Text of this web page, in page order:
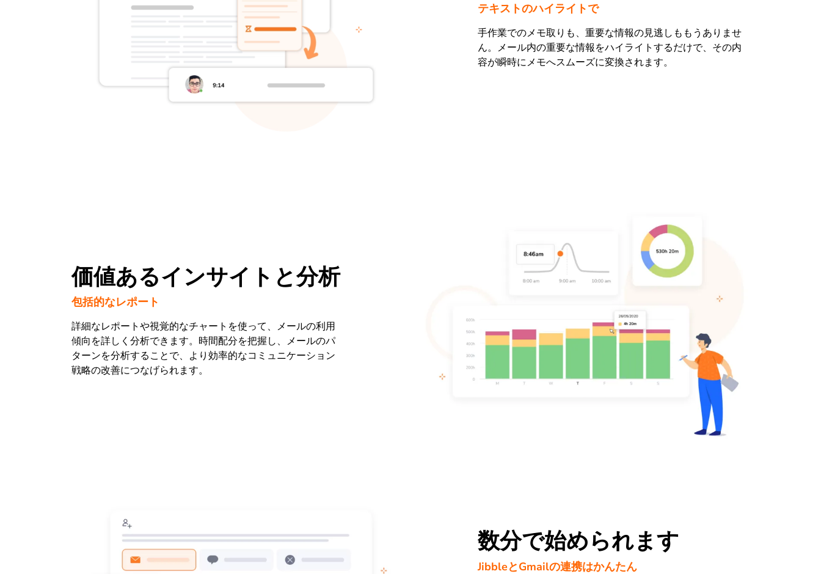
テキストのハイライトで
手作業でのメモ取りも、重要な情報の見逃しももうありませ
ん。メール内の重要な情報をハイライトするだけで、その内
容が瞬時にメモへスムーズに変換されます。
価値あるインサイトと分析
包括的なレポート
詳細なレポートや視覚的なチャートを使って、メールの利用
傾向を詳しく分析できます。時間配分を把握し、メールのパ
ターンを分析することで、より効率的なコミュニケーション
戦略の改善につなげられます。
数分で始められます
JibbleとGmailの連携はかんたん